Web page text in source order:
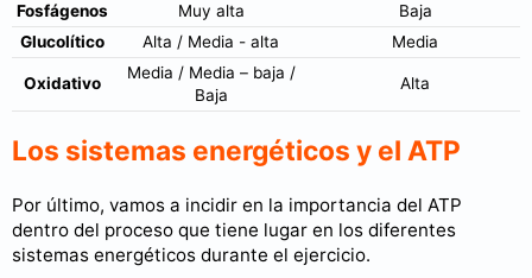
Fosfágenos
Muy alta
Baja
Glucolítico
Alta / Media - alta Media
Oxidativo
Media / Media – baja /
Baja
Alta
Los sistemas energéticos y el ATP
Por último, vamos a incidir en la importancia del ATP
dentro del proceso que tiene lugar en los diferentes
sistemas energéticos durante el ejercicio.